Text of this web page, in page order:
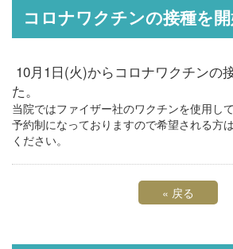
コロナワクチンの接種を開
10月1日(火)からコロナワクチンの
た。
当院ではファイザー社のワクチンを使用して
予約制になっておりますので希望される方
ください。
« 戻る